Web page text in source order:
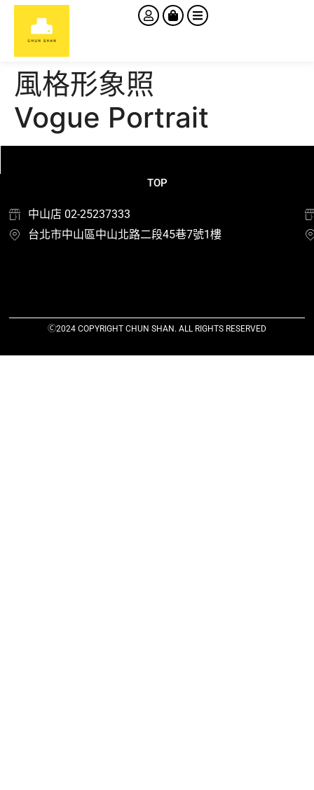
風格形象照
Vogue Portrait
TOP
中山店 02-25237333
台北市中山區中山北路二段45巷7號1樓
Ⓒ2024 COPYRIGHT CHUN SHAN. ALL RIGHTS RESERVED